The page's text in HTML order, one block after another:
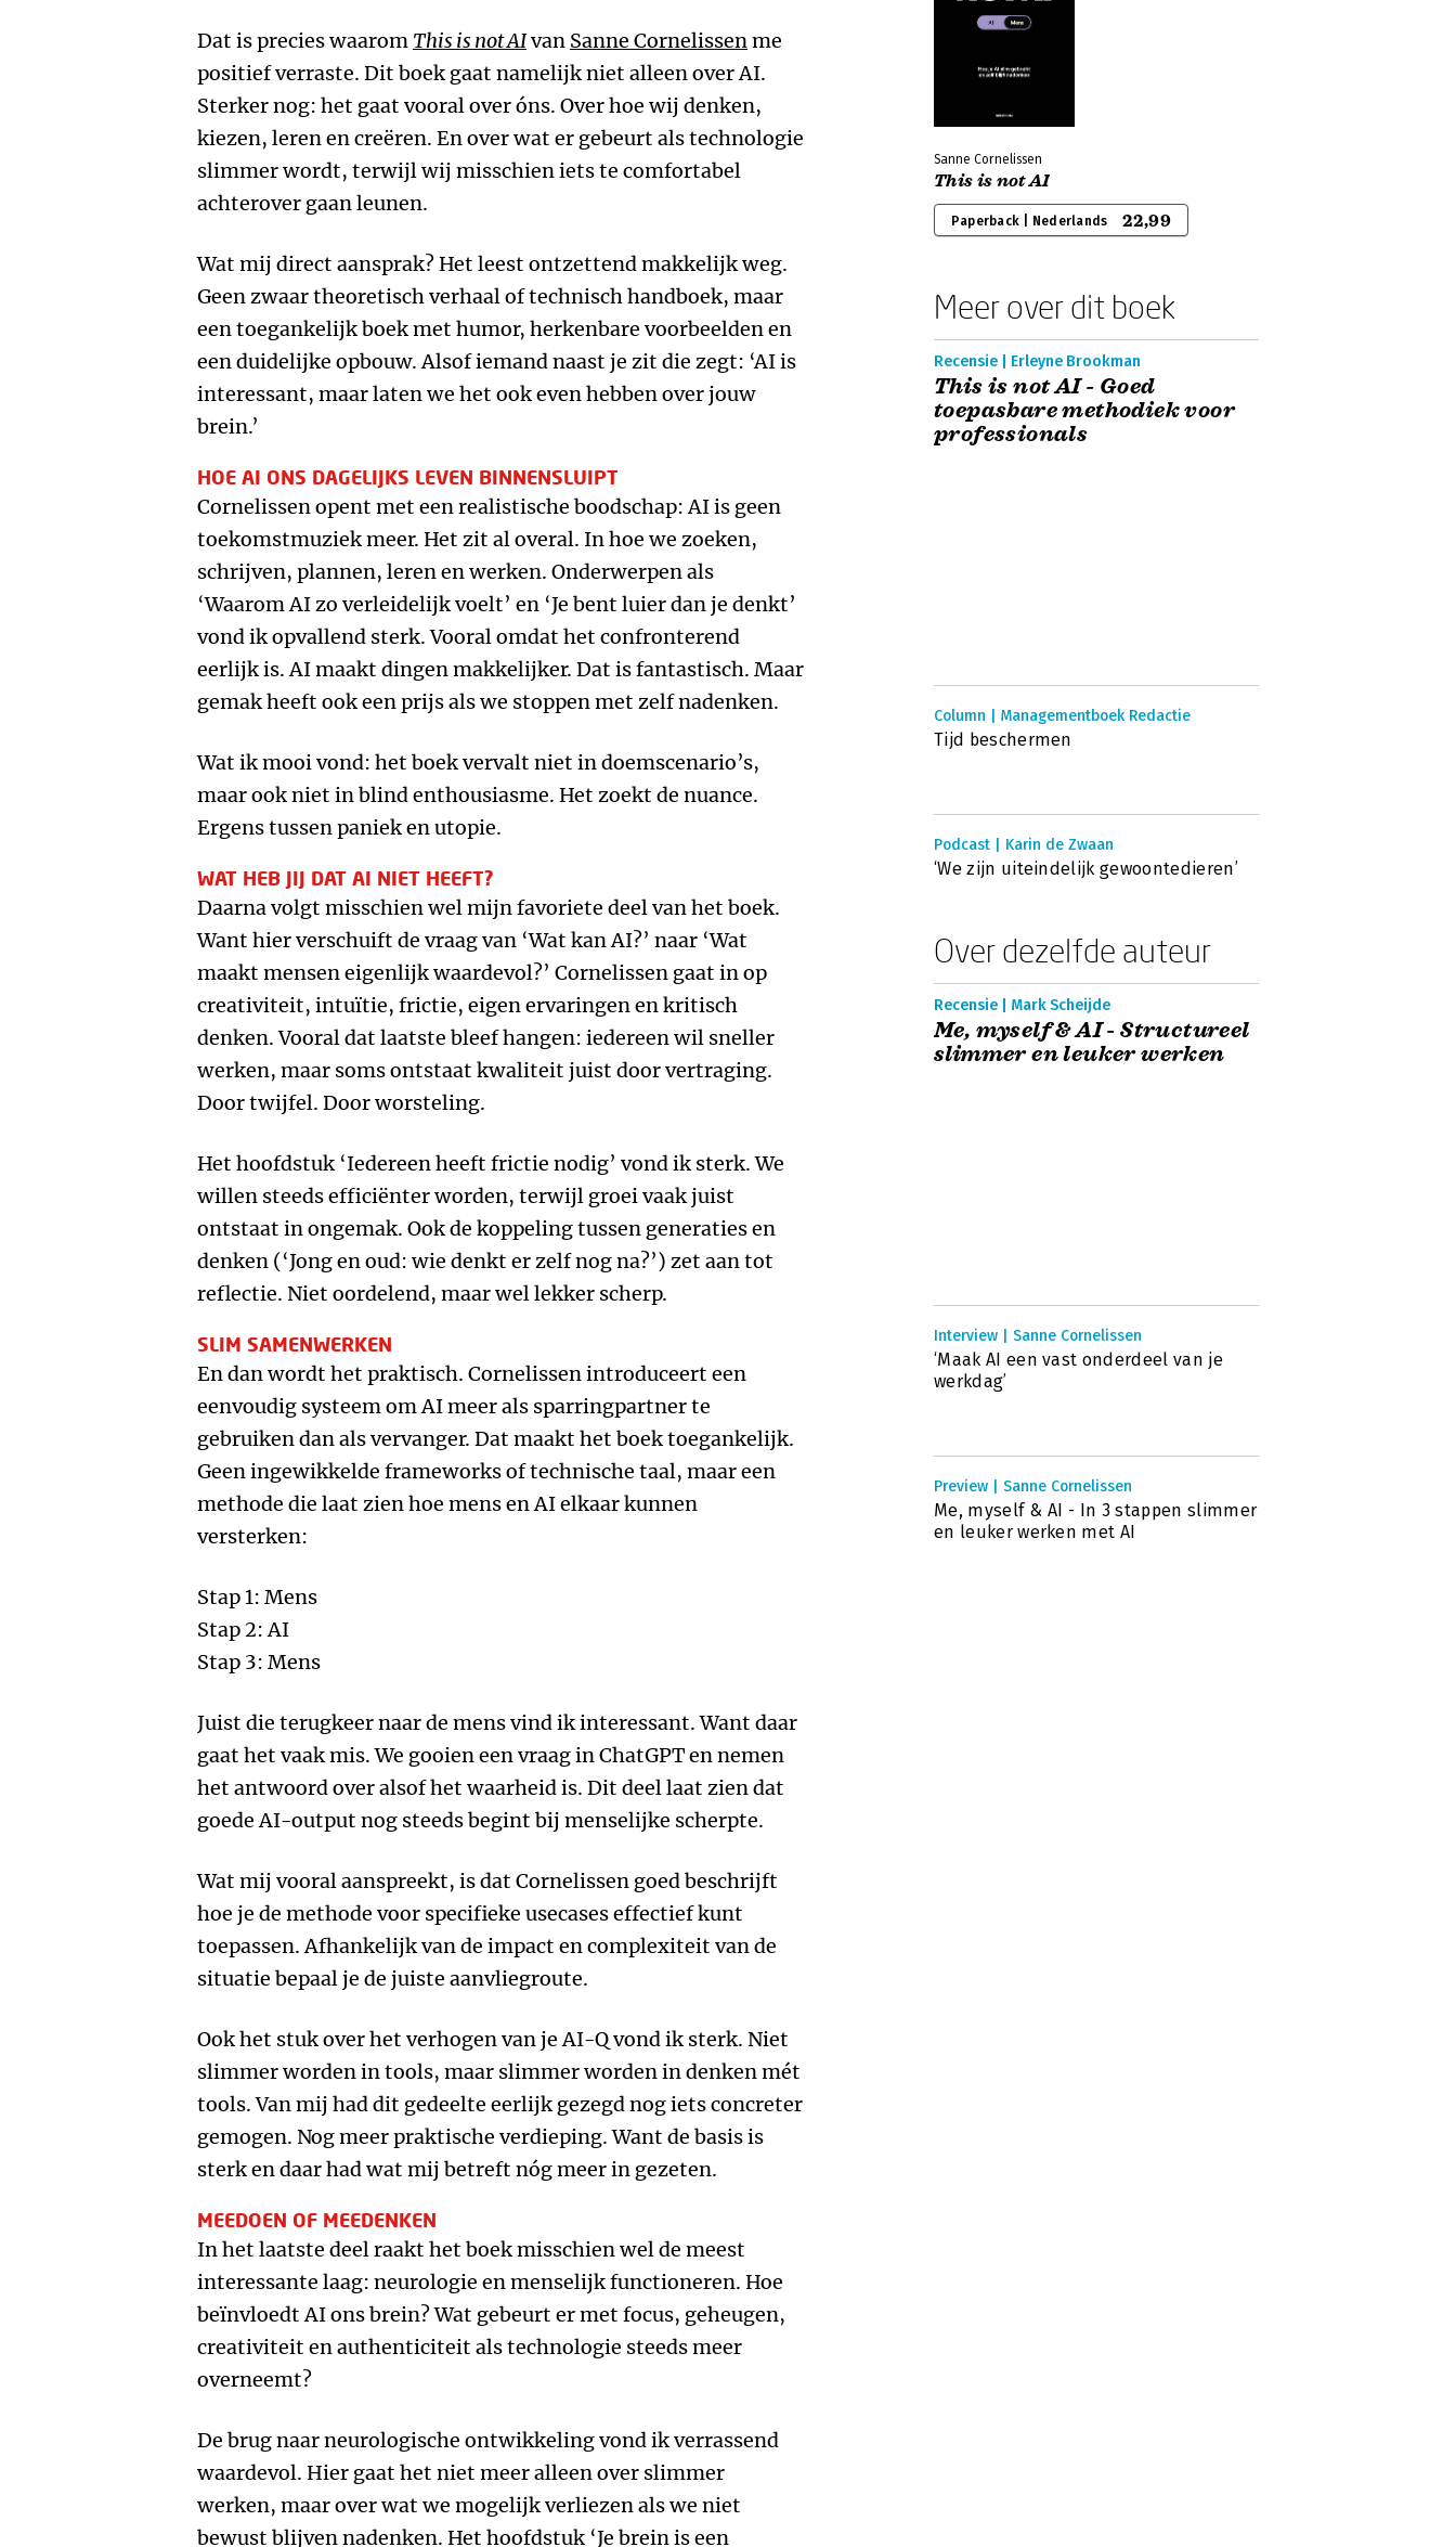
Dat is precies waarom This is not AIvan Sanne Cornelissenme
positief verraste. Dit boek gaat namelijk niet alleen over AI.
Sterker nog: het gaat vooral over óns. Over hoe wij denken,
kiezen, leren en creëren. En over wat er gebeurt als technologie
slimmer wordt, terwijl wij misschien iets te comfortabel
achterover gaan leunen.
Wat mij direct aansprak? Het leest ontzettend makkelijk weg.
Geen zwaar theoretisch verhaal of technisch handboek, maar
een toegankelijk boek met humor, herkenbare voorbeelden en
een duidelijke opbouw. Alsof iemand naast je zit die zegt: ‘AI is
interessant, maar laten we het ook even hebben over jouw
brein.’
HOE AI ONS DAGELIJKS LEVEN BINNENSLUIPT
Cornelissen opent met een realistische boodschap: AI is geen
toekomstmuziek meer. Het zit al overal. In hoe we zoeken,
schrijven, plannen, leren en werken. Onderwerpen als
‘Waarom AI zo verleidelijk voelt’ en ‘Je bent luier dan je denkt’
vond ik opvallend sterk. Vooral omdat het confronterend
eerlijk is. AI maakt dingen makkelijker. Dat is fantastisch. Maar
gemak heeft ook een prijs als we stoppen met zelf nadenken.
Wat ik mooi vond: het boek vervalt niet in doemscenario’s,
maar ook niet in blind enthousiasme. Het zoekt de nuance.
Ergens tussen paniek en utopie.
WAT HEB JIJ DAT AI NIET HEEFT?
Daarna volgt misschien wel mijn favoriete deel van het boek.
Want hier verschuift de vraag van ‘Wat kan AI?’ naar ‘Wat
maakt mensen eigenlijk waardevol?’ Cornelissen gaat in op
creativiteit, intuïtie, frictie, eigen ervaringen en kritisch
denken. Vooral dat laatste bleef hangen: iedereen wil sneller
werken, maar soms ontstaat kwaliteit juist door vertraging.
Door twijfel. Door worsteling.
Het hoofdstuk ‘Iedereen heeft frictie nodig’ vond ik sterk. We
willen steeds efficiënter worden, terwijl groei vaak juist
ontstaat in ongemak. Ook de koppeling tussen generaties en
denken (‘Jong en oud: wie denkt er zelf nog na?’) zet aan tot
reflectie. Niet oordelend, maar wel lekker scherp.
SLIM SAMENWERKEN
En dan wordt het praktisch. Cornelissen introduceert een
eenvoudig systeem om AI meer als sparringpartner te
gebruiken dan als vervanger. Dat maakt het boek toegankelijk.
Geen ingewikkelde frameworks of technische taal, maar een
methode die laat zien hoe mens en AI elkaar kunnen
versterken:
Stap 1: Mens
Stap 2: AI
Stap 3: Mens
Juist die terugkeer naar de mens vind ik interessant. Want daar
gaat het vaak mis. We gooien een vraag in ChatGPT en nemen
het antwoord over alsof het waarheid is. Dit deel laat zien dat
goede AI-output nog steeds begint bij menselijke scherpte.
Wat mij vooral aanspreekt, is dat Cornelissen goed beschrijft
hoe je de methode voor specifieke usecases effectief kunt
toepassen. Afhankelijk van de impact en complexiteit van de
situatie bepaal je de juiste aanvliegroute.
Ook het stuk over het verhogen van je AI-Q vond ik sterk. Niet
slimmer worden in tools, maar slimmer worden in denken mét
tools. Van mij had dit gedeelte eerlijk gezegd nog iets concreter
gemogen. Nog meer praktische verdieping. Want de basis is
sterk en daar had wat mij betreft nóg meer in gezeten.
MEEDOEN OF MEEDENKEN
In het laatste deel raakt het boek misschien wel de meest
interessante laag: neurologie en menselijk functioneren. Hoe
beïnvloedt AI ons brein? Wat gebeurt er met focus, geheugen,
creativiteit en authenticiteit als technologie steeds meer
overneemt?
De brug naar neurologische ontwikkeling vond ik verrassend
waardevol. Hier gaat het niet meer alleen over slimmer
werken, maar over wat we mogelijk verliezen als we niet
bewust blijven nadenken. Het hoofdstuk ‘Je brein is een
Sanne Cornelissen
This is not AI
Paperback | Nederlands 22,99
Meer over dit boek
Recensie | Erleyne Brookman
This is not AI - Goed
toepasbare methodiek voor
professionals
Column | Managementboek Redactie
Tijd beschermen
Podcast | Karin de Zwaan
‘We zijn uiteindelijk gewoontedieren’
Over dezelfde auteur
Recensie | Mark Scheijde
Me, myself & AI - Structureel
slimmer en leuker werken
Interview | Sanne Cornelissen
‘Maak AI een vast onderdeel van je
werkdag’
Preview | Sanne Cornelissen
Me, myself & AI - In 3 stappen slimmer
en leuker werken met AI